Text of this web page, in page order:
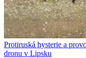
Protiruská hysterie a
dronu v Lipsku